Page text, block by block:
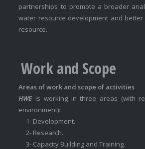
partnerships to promote a broader
water resource development and better
resource.
Work and Scope
Areas of work and scope of activities
HWEis working in three areas (with
environment):
1- Development.
2- Research.
3- Capacity Building and Training.